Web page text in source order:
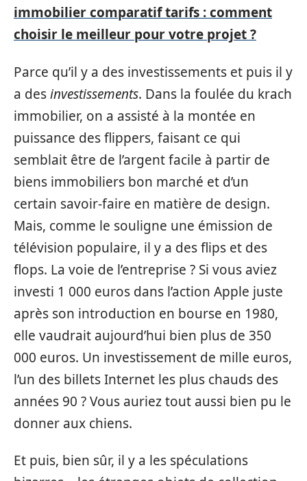
immobilier comparatif tarifs : comment
choisir le meilleur pour votre projet ?
Parce qu’il y a des investissements et puis il y
a desinvestissements. Dans la foulée du krach
immobilier, on a assisté à la montée en
puissance des flippers, faisant ce qui
semblait être de l’argent facile à partir de
biens immobiliers bon marché et d’un
certain savoir-faire en matière de design.
Mais, comme le souligne une émission de
télévision populaire, il y a des flips et des
flops. La voie de l’entreprise ? Si vous aviez
investi 1 000 euros dans l’action Apple juste
après son introduction en bourse en 1980,
elle vaudrait aujourd’hui bien plus de 350
000 euros. Un investissement de mille euros,
l’un des billets Internet les plus chauds des
années 90 ? Vous auriez tout aussi bien pu le
donner aux chiens.
Et puis, bien sûr, il y a les spéculations